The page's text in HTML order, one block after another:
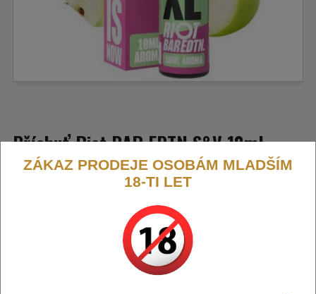
Příchuť Riot BAR EDTN S&V 10ml
Apple XL (Jablečný mix)
Ovocný mix různých druhů jablek – od sladkých po lehce
nakyslé. Harmonická a osvěžující chuť plná ovocné šťávy.
Riot Squad (GB)
FLAVOR-RIOT-ED-APXL
ZÁKAZ PRODEJE OSOBÁM MLADŠÍM
18-TI LET